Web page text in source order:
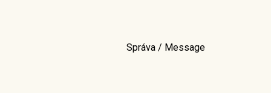
Správa / Message